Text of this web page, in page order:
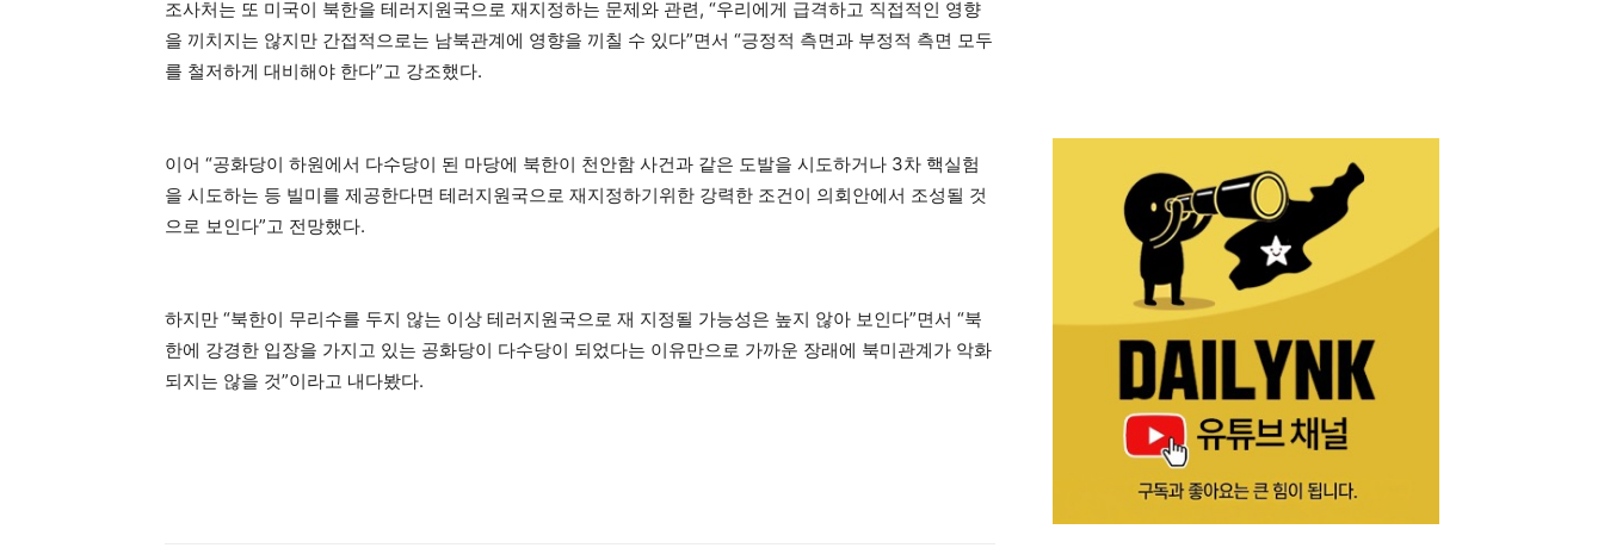
조사처는 또 미국이 북한을 테러지원국으로 재지정하는 문제와 관련, “우리에게 급격하고 직접적인 영향
을 끼치지는 않지만 간접적으로는 남북관계에 영향을 끼칠 수 있다”면서 “긍정적 측면과 부정적 측면 모두
를 철저하게 대비해야 한다”고 강조했다.
이어 “공화당이 하원에서 다수당이 된 마당에 북한이 천안함 사건과 같은 도발을 시도하거나 3차 핵실험
을 시도하는 등 빌미를 제공한다면 테러지원국으로 재지정하기위한 강력한 조건이 의회안에서 조성될 것
으로 보인다”고 전망했다.
하지만 “북한이 무리수를 두지 않는 이상 테러지원국으로 재 지정될 가능성은 높지 않아 보인다”면서 “북
한에 강경한 입장을 가지고 있는 공화당이 다수당이 되었다는 이유만으로 가까운 장래에 북미관계가 악화
되지는 않을 것”이라고 내다봤다.